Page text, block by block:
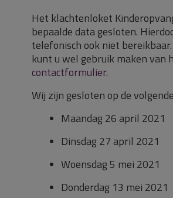
Het klachtenloket
bepaalde data gesloten.
telefonisch ook niet
kunt u wel gebruik maken van
contactformulier.
Wij zijn gesloten op de
Maandag 26 april 2021
Dinsdag 27 april 2021
Woensdag 5 mei 2021
Donderdag 13 mei 2021